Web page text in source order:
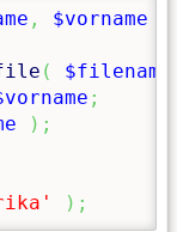
, $vorname
(
$filename
;
) ;
) ;